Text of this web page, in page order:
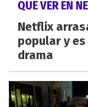
QUÉ VER EN
Netflix
popular y
drama